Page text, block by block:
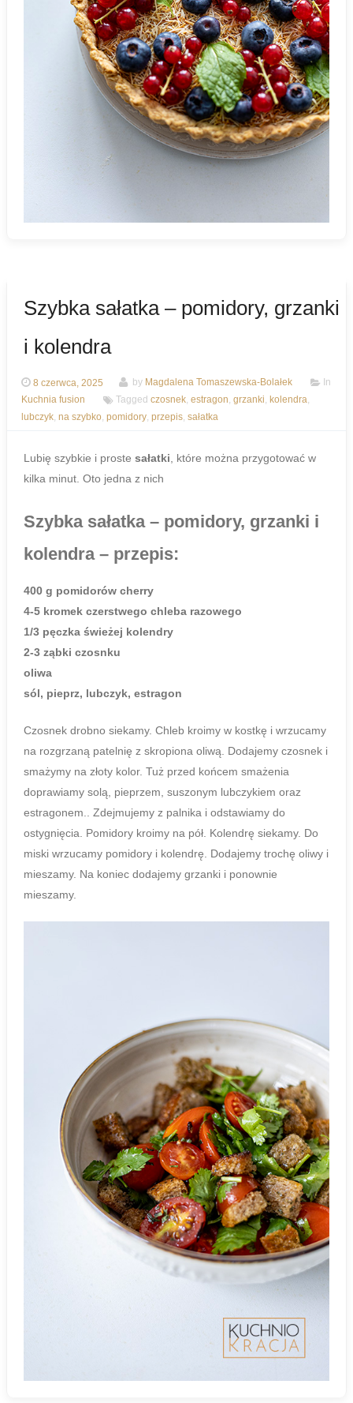
Szybka sałatka – pomidory, grzanki
i kolendra
8 czerwca, 2025 by Magdalena Tomaszewska-Bolałek
In
Kuchnia fusion
Tagged czosnek, estragon, grzanki, kolendra,
lubczyk, na szybko, pomidory, przepis, sałatka
Lubię szybkie i proste sałatki , które można przygotować w
kilka minut. Oto jedna z nich
Szybka sałatka – pomidory, grzanki i
kolendra – przepis:
400 g pomidorów cherry
4-5 kromek czerstwego chleba razowego
1/3 pęczka świeżej kolendry
2-3 ząbki czosnku
oliwa
sól, pieprz, lubczyk, estragon
Czosnek drobno siekamy. Chleb kroimy w kostkę i wrzucamy
na rozgrzaną patelnię z skropiona oliwą. Dodajemy czosnek i
smażymy na złoty kolor. Tuż przed końcem smażenia
doprawiamy solą, pieprzem, suszonym lubczykiem oraz
estragonem.. Zdejmujemy z palnika i odstawiamy do
ostygnięcia. Pomidory kroimy na pół. Kolendrę siekamy. Do
miski wrzucamy pomidory i kolendrę. Dodajemy trochę oliwy i
mieszamy. Na koniec dodajemy grzanki i ponownie
mieszamy.